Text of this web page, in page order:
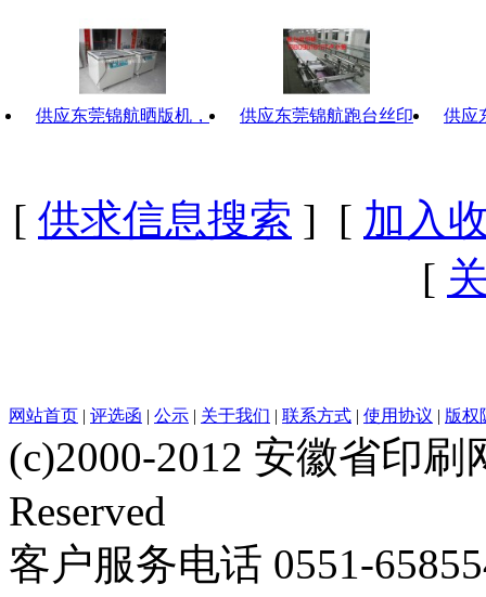
供应东莞锦航晒版机， 供应东莞锦航跑台丝印 供应
[ 供求信息搜索 ] [ 加入
[
网站首页 | 评选函 | 公示 | 关于我们 | 联系方式 | 使用协议 | 版权
(c)2000-2012 安徽省印刷
Reserved
客户服务电话 0551-